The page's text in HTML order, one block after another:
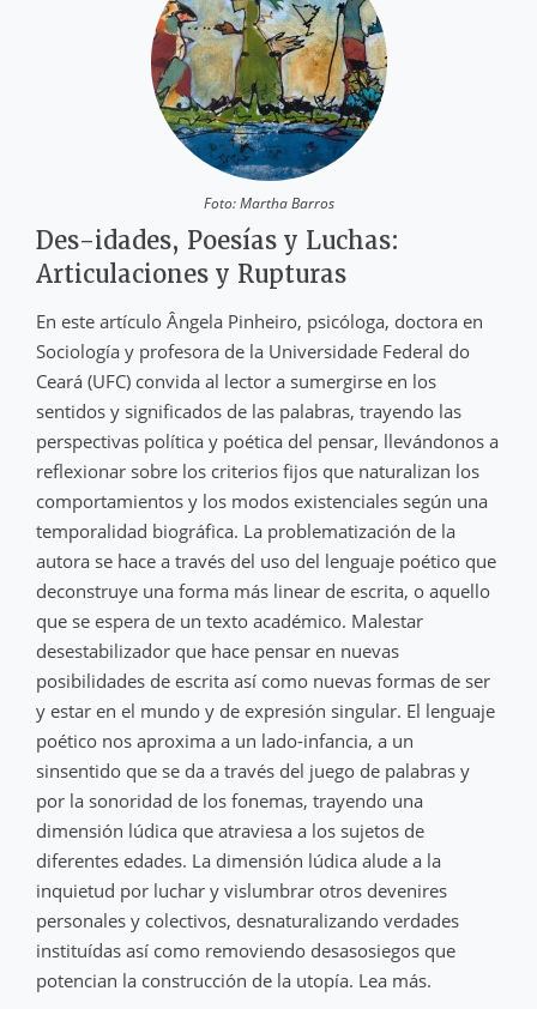
Foto: Martha Barros
Des-idades, Poesías y Luchas:
Articulaciones y Rupturas
En este artículo Ângela Pinheiro, psicóloga, doctora en
Sociología y profesora de la Universidade Federal do
Ceará (UFC) convida al lector a sumergirse en los
sentidos y significados de las palabras, trayendo las
perspectivas política y poética del pensar, llevándonos a
reflexionar sobre los criterios fijos que naturalizan los
comportamientos y los modos existenciales según una
temporalidad biográfica. La problematización de la
autora se hace a través del uso del lenguaje poético que
deconstruye una forma más linear de escrita, o aquello
que se espera de un texto académico. Malestar
desestabilizador que hace pensar en nuevas
posibilidades de escrita así como nuevas formas de ser
y estar en el mundo y de expresión singular. El lenguaje
poético nos aproxima a un lado-infancia, a un
sinsentido que se da a través del juego de palabras y
por la sonoridad de los fonemas, trayendo una
dimensión lúdica que atraviesa a los sujetos de
diferentes edades. La dimensión lúdica alude a la
inquietud por luchar y vislumbrar otros devenires
personales y colectivos, desnaturalizando verdades
instituídas así como removiendo desasosiegos que
potencian la construcción de la utopía. Lea más.